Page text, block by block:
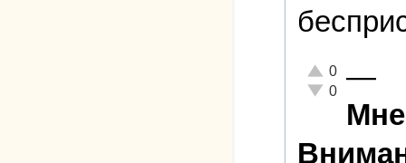
Отлично!
0
Неадекватно!
0 —